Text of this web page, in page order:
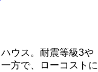
ウス。耐震等級3や
方で、ローコストに